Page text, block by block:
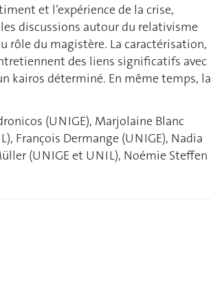
et l’expérience de la crise,
discussions autour du relativisme
rôle du magistère. La caractérisation,
des liens significatifs avec
kairos déterminé. En même temps, la
(UNIGE), Marjolaine Blanc
François Dermange (UNIGE), Nadia
(UNIGE et UNIL), Noémie Steffen